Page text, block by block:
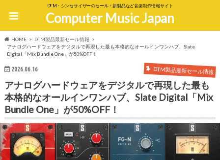
DTM・シンセサイザーのセール・新製品など音楽制作情報サイト
Computer Music Japan
HOME
DTM製品最新セール情報
アナログハードウェアをデジタルで再現した最も本格的なオールインワンハブ、Slate
Digital「Mix Bundle One」が50%OFF！
2026.06.16 DTM製品最新セール情報
アナログハードウェアをデジタルで再現した最も
本格的なオールインワンハブ、Slate Digital「Mix
Bundle One」が50%OFF！